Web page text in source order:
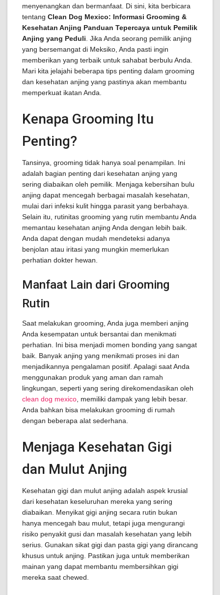
menyenangkan dan bermanfaat. Di sini, kita berbicara
tentang Clean Dog Mexico: Informasi Grooming &
Kesehatan Anjing Panduan Tepercaya untuk Pemilik
Anjing yang Peduli . Jika Anda seorang pemilik anjing
yang bersemangat di Meksiko, Anda pasti ingin
memberikan yang terbaik untuk sahabat berbulu Anda.
Mari kita jelajahi beberapa tips penting dalam grooming
dan kesehatan anjing yang pastinya akan membantu
memperkuat ikatan Anda.
Kenapa Grooming Itu
Penting?
Tansinya, grooming tidak hanya soal penampilan. Ini
adalah bagian penting dari kesehatan anjing yang
sering diabaikan oleh pemilik. Menjaga kebersihan bulu
anjing dapat mencegah berbagai masalah kesehatan,
mulai dari infeksi kulit hingga parasit yang berbahaya.
Selain itu, rutinitas grooming yang rutin membantu Anda
memantau kesehatan anjing Anda dengan lebih baik.
Anda dapat dengan mudah mendeteksi adanya
benjolan atau iritasi yang mungkin memerlukan
perhatian dokter hewan.
Manfaat Lain dari Grooming
Rutin
Saat melakukan grooming, Anda juga memberi anjing
Anda kesempatan untuk bersantai dan menikmati
perhatian. Ini bisa menjadi momen bonding yang sangat
baik. Banyak anjing yang menikmati proses ini dan
menjadikannya pengalaman positif. Apalagi saat Anda
menggunakan produk yang aman dan ramah
lingkungan, seperti yang sering direkomendasikan oleh
clean dog mexico , memiliki dampak yang lebih besar.
Anda bahkan bisa melakukan grooming di rumah
dengan beberapa alat sederhana.
Menjaga Kesehatan Gigi
dan Mulut Anjing
Kesehatan gigi dan mulut anjing adalah aspek krusial
dari kesehatan keseluruhan mereka yang sering
diabaikan. Menyikat gigi anjing secara rutin bukan
hanya mencegah bau mulut, tetapi juga mengurangi
risiko penyakit gusi dan masalah kesehatan yang lebih
serius. Gunakan sikat gigi dan pasta gigi yang dirancang
khusus untuk anjing. Pastikan juga untuk memberikan
mainan yang dapat membantu membersihkan gigi
mereka saat chewed.